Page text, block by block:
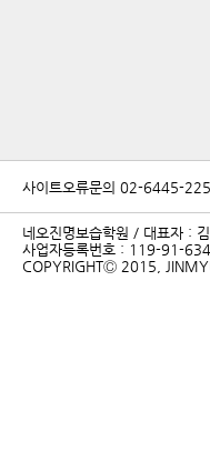
사이트오류문의 02-6445-
네오진명보습학원 / 대표자 :
사업자등록번호 : 119-91-
COPYRIGHTⒸ 2015,